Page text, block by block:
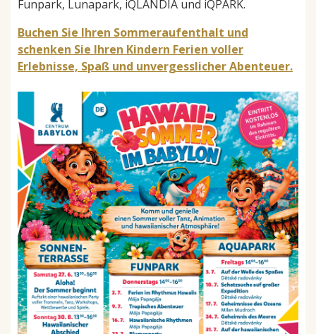
Funpark, Lunapark, iQLANDIA und iQPARK.
Buchen Sie Ihren Sommeraufenthalt und
schenken Sie Ihren Kindern Ferien voller
Erlebnisse, Spaß und unvergesslicher Abenteuer.